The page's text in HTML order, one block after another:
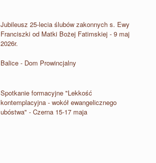
Jubileusz 25-lecia ślubów zakonnych s. Ewy
Franciszki od Matki Bożej Fatimskiej - 9 maj
2026r.
Balice - Dom Prowincjalny
Spotkanie formacyjne "Lekkość
kontemplacyjna - wokół ewangelicznego
ubóstwa" - Czerna 15-17 maja